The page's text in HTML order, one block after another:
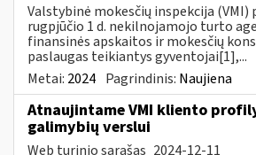
Valstybinė mokesčių inspekcija (VMI)
rugpjūčio 1 d. nekilnojamojo turto
finansinės apskaitos ir mokesčių
paslaugas teikiantys gyventojai[1],...
Metai: 2024 Pagrindinis: Naujiena
Atnaujintame VMI kliento
galimybių verslui
Web turinio sąrašas 2024-12-11